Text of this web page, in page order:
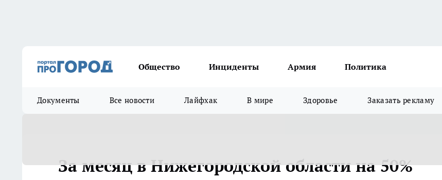
Общество Инциденты Армия Политика
Документы Все новости Лайфхак В мире Здоровье Заказать рекламу
За месяц в Нижегородской области на 50%